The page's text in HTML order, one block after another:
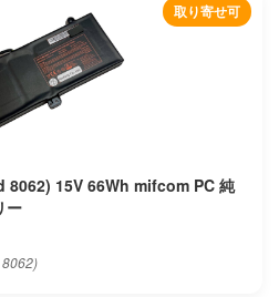
取り寄せ可
15V 66Wh mifcom PC 純
ー